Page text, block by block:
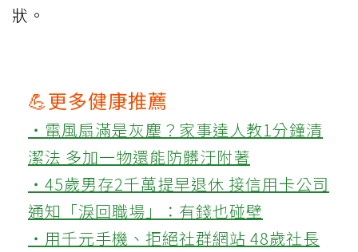
狀。
💪更多健康推薦
‧電風扇滿是灰塵？家事達人教1分鐘清
潔法 多加一物還能防髒汙附著
‧45歲男存2千萬提早退休 接信用卡公司
通知「淚回職場」：有錢也碰壁
‧用千元手機、拒絕社群網站 48歲社長